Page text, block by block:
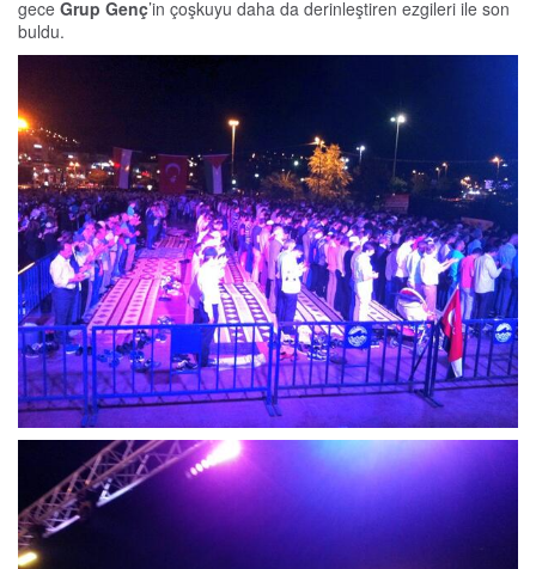
gece Grup Genç’in çoşkuyu daha da derinleştiren ezgileri ile son
buldu.